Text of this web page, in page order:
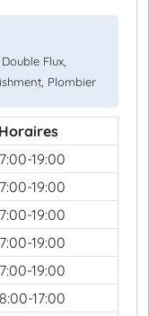
Flux,
Plombier
Horaires
19:00
19:00
19:00
19:00
19:00
17:00